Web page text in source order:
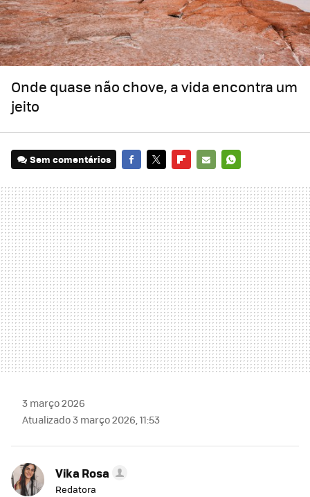
Onde quase não chove, a vida encontra um
jeito
Sem comentários
MAIL
3 março 2026
Atualizado 3 março 2026, 11:53
Vika Rosa
Redatora